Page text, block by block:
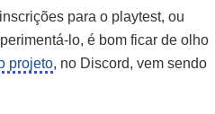
para o playtest, ou
lo, é bom ficar de olho
projeto, no Discord, vem sendo